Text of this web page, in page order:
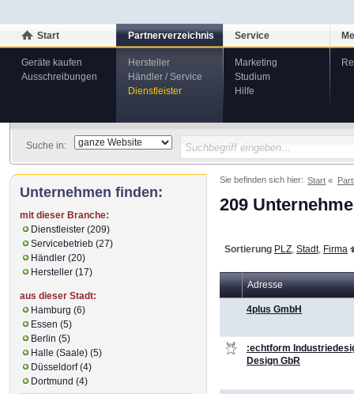
Start
Geräte kaufen
Ausschreibungen
Partnerverzeichnis
Hersteller
Händler / Service
Dienstleister
Service
Marketing
Studium
Hilfe
Suche in:
Sie befinden sich hier: Start
209
Sortierung PLZ Stadt, Firma
Adresse
4plus GmbH
:echtform
Design GbR
Unternehmen finden:
mit dieser Branche:
Dienstleister (209)
Servicebetrieb (27)
Händler (20)
Hersteller (17)
aus dieser Stadt:
Hamburg (6)
Essen (5)
Berlin (5)
Halle (Saale) (5)
Düsseldorf (4)
Dortmund (4)